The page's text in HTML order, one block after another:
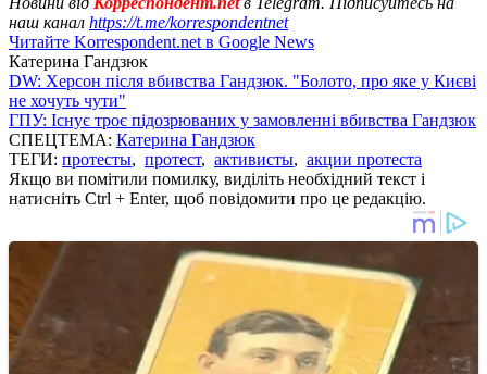
наш канал https://t.me/korrespondentnet
Читайте Korrespondent.net в Google News
Катерина Гандзюк
DW: Херсон після вбивства Гандзюк. "Болото, про яке у Києві
не хочуть чути"
ГПУ: Існує троє підозрюваних у замовленні вбивства Гандзюк
СПЕЦТЕМА: Катерина Гандзюк
ТЕГИ: протесты, протест, активисты, акции протеста
Якщо ви помітили помилку, виділіть необхідний текст і
натисніть Ctrl + Enter, щоб повідомити про це редакцію.